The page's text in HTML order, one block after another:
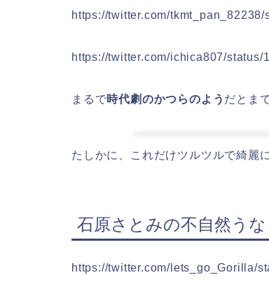
https://twitter.com/
https://twitter.com/ichica807/
まるで時代劇のかつらのよう だとま
たしかに、これだけツルツルで綺麗
石原さとみの不自然う
https://twitter.com/lets_go_Gorilla/